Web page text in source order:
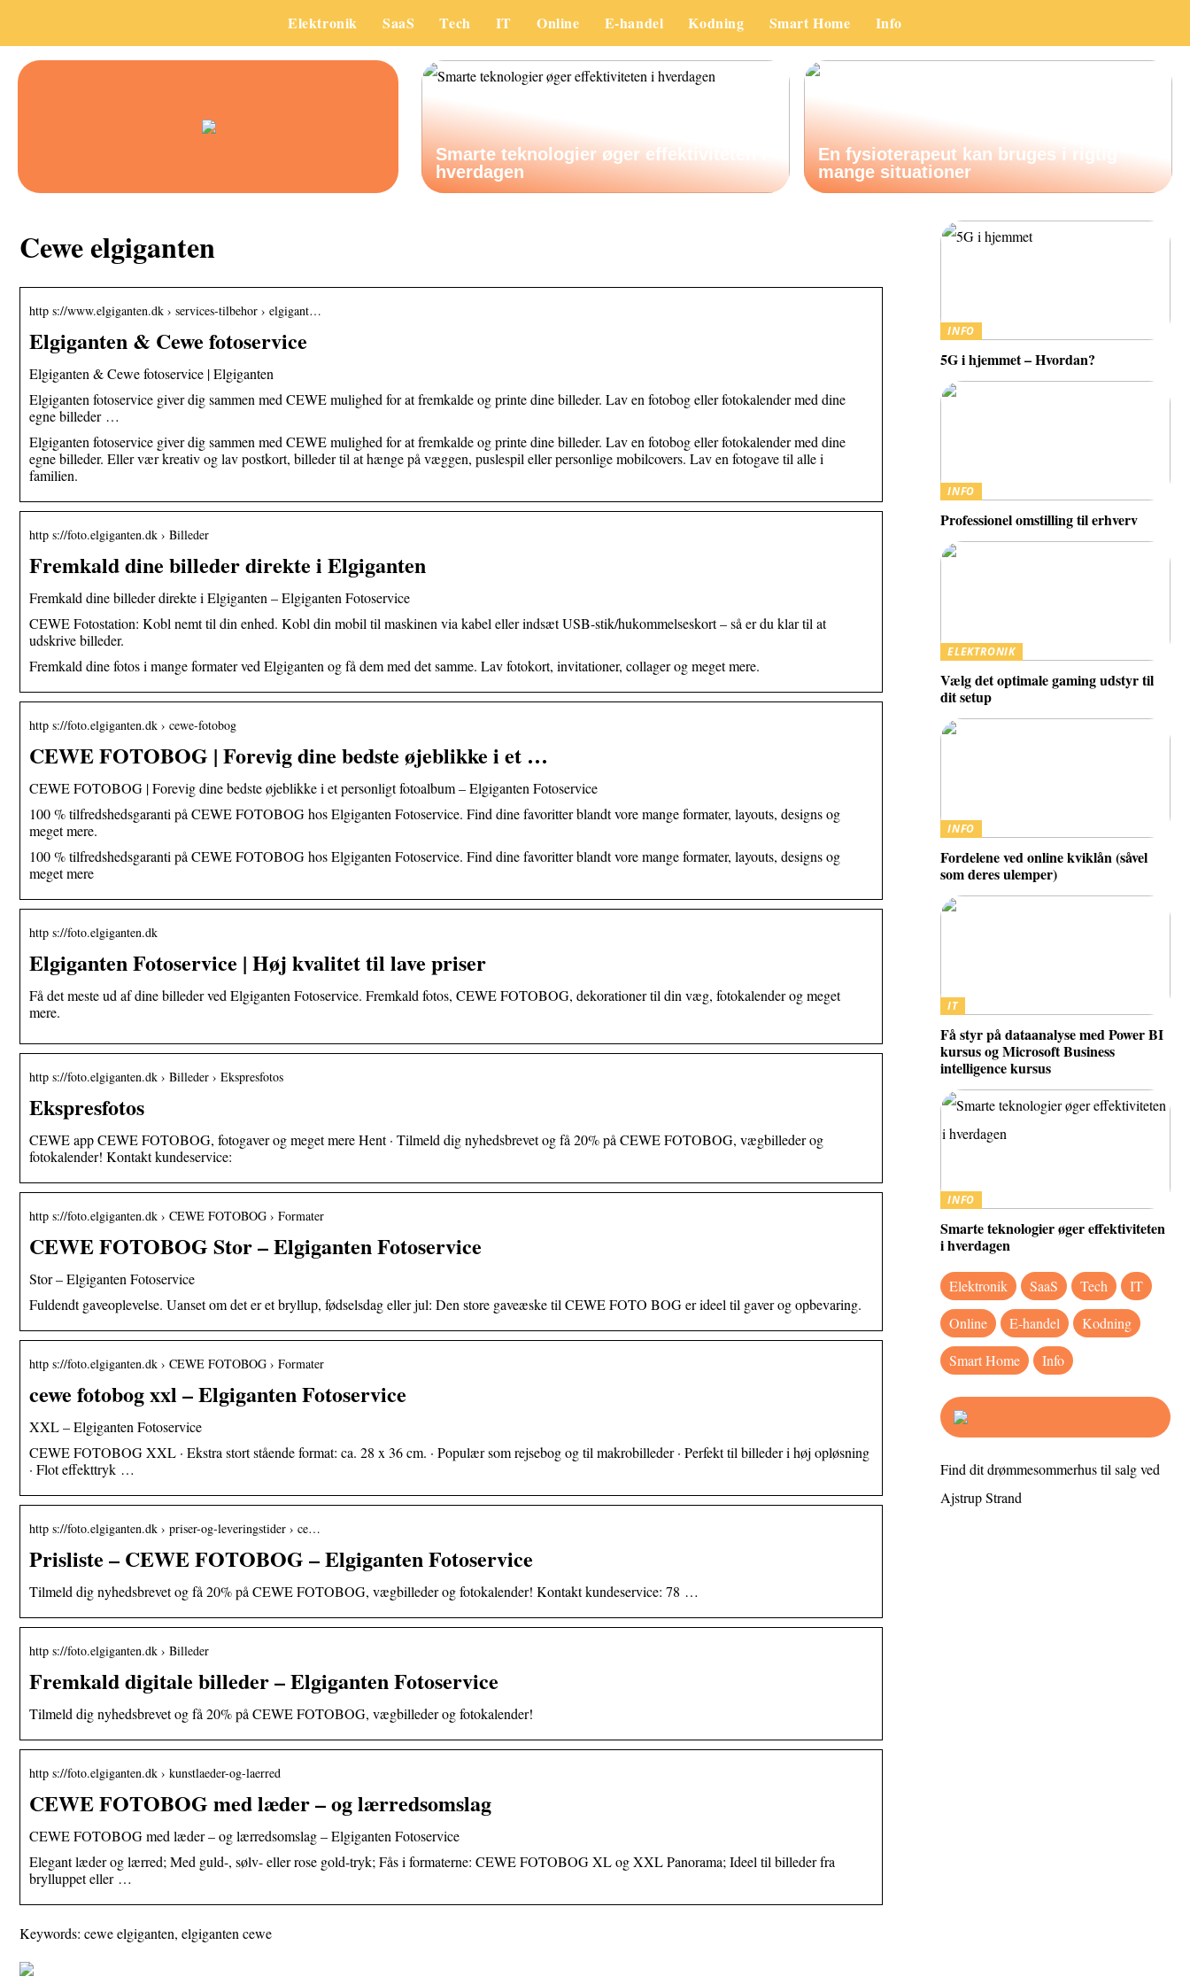
Elektronik SaaS Tech IT Online E-handel Kodning Smart Home Info
Smarte teknologier øger effektiviteten i
hverdagen
En fysioterapeut kan bruges i rigtig
mange situationer
Cewe elgiganten
http s://www.elgiganten.dk › services-tilbehor › elgigant…
Elgiganten & Cewe fotoservice
Elgiganten & Cewe fotoservice | Elgiganten
Elgiganten fotoservice giver dig sammen med CEWE mulighed for at fremkalde og printe dine billeder. Lav en fotobog eller fotokalender med dine
egne billeder …
Elgiganten fotoservice giver dig sammen med CEWE mulighed for at fremkalde og printe dine billeder. Lav en fotobog eller fotokalender med dine
egne billeder. Eller vær kreativ og lav postkort, billeder til at hænge på væggen, puslespil eller personlige mobilcovers. Lav en fotogave til alle i
familien.
http s://foto.elgiganten.dk › Billeder
Fremkald dine billeder direkte i Elgiganten
Fremkald dine billeder direkte i Elgiganten – Elgiganten Fotoservice
CEWE Fotostation: Kobl nemt til din enhed. Kobl din mobil til maskinen via kabel eller indsæt USB-stik/hukommelseskort – så er du klar til at
udskrive billeder.
Fremkald dine fotos i mange formater ved Elgiganten og få dem med det samme. Lav fotokort, invitationer, collager og meget mere.
http s://foto.elgiganten.dk › cewe-fotobog
CEWE FOTOBOG | Forevig dine bedste øjeblikke i et …
CEWE FOTOBOG | Forevig dine bedste øjeblikke i et personligt fotoalbum – Elgiganten Fotoservice
100 % tilfredshedsgaranti på CEWE FOTOBOG hos Elgiganten Fotoservice. Find dine favoritter blandt vore mange formater, layouts, designs og
meget mere.
100 % tilfredshedsgaranti på CEWE FOTOBOG hos Elgiganten Fotoservice. Find dine favoritter blandt vore mange formater, layouts, designs og
meget mere
http s://foto.elgiganten.dk
Elgiganten Fotoservice | Høj kvalitet til lave priser
Få det meste ud af dine billeder ved Elgiganten Fotoservice. Fremkald fotos, CEWE FOTOBOG, dekorationer til din væg, fotokalender og meget
mere.
http s://foto.elgiganten.dk › Billeder › Ekspresfotos
Ekspresfotos
CEWE app CEWE FOTOBOG, fotogaver og meget mere Hent · Tilmeld dig nyhedsbrevet og få 20% på CEWE FOTOBOG, vægbilleder og
fotokalender! Kontakt kundeservice:
http s://foto.elgiganten.dk › CEWE FOTOBOG › Formater
CEWE FOTOBOG Stor – Elgiganten Fotoservice
Stor – Elgiganten Fotoservice
Fuldendt gaveoplevelse. Uanset om det er et bryllup, fødselsdag eller jul: Den store gaveæske til CEWE FOTO BOG er ideel til gaver og opbevaring.
http s://foto.elgiganten.dk › CEWE FOTOBOG › Formater
cewe fotobog xxl – Elgiganten Fotoservice
XXL – Elgiganten Fotoservice
CEWE FOTOBOG XXL · Ekstra stort stående format: ca. 28 x 36 cm. · Populær som rejsebog og til makrobilleder · Perfekt til billeder i høj opløsning
· Flot effekttryk …
http s://foto.elgiganten.dk › priser-og-leveringstider › ce…
Prisliste – CEWE FOTOBOG – Elgiganten Fotoservice
Tilmeld dig nyhedsbrevet og få 20% på CEWE FOTOBOG, vægbilleder og fotokalender! Kontakt kundeservice: 78 …
http s://foto.elgiganten.dk › Billeder
Fremkald digitale billeder – Elgiganten Fotoservice
Tilmeld dig nyhedsbrevet og få 20% på CEWE FOTOBOG, vægbilleder og fotokalender!
http s://foto.elgiganten.dk › kunstlaeder-og-laerred
CEWE FOTOBOG med læder – og lærredsomslag
CEWE FOTOBOG med læder – og lærredsomslag – Elgiganten Fotoservice
Elegant læder og lærred; Med guld-, sølv- eller rose gold-tryk; Fås i formaterne: CEWE FOTOBOG XL og XXL Panorama; Ideel til billeder fra
brylluppet eller …
Keywords: cewe elgiganten, elgiganten cewe
INFO
5G i hjemmet – Hvordan?
INFO
Professionel omstilling til erhverv
ELEKTRONIK
Vælg det optimale gaming udstyr til
dit setup
INFO
Fordelene ved online kviklån (såvel
som deres ulemper)
IT
Få styr på dataanalyse med Power BI
kursus og Microsoft Business
intelligence kursus
INFO
Smarte teknologier øger effektiviteten
i hverdagen
Elektronik SaaS Tech
IT
Online
E-handel
Kodning
Smart Home
Info
Find dit drømmesommerhus til salg ved
Ajstrup Strand